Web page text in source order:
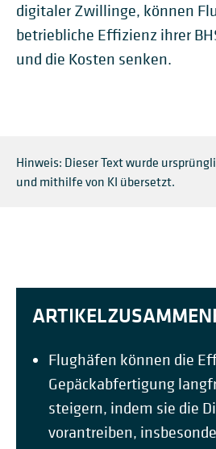
digitaler Zwillinge, können
betriebliche Effizienz ihrer
und die Kosten senken.
Hinweis: Dieser Text wurde
und mithilfe von KI übersetzt.
Flughäfen können die
Gepäckabfertigung
steigern, indem sie die
vorantreiben,